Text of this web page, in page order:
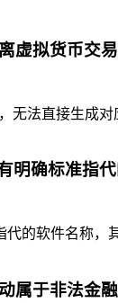
虚拟货币交
无法直接生成
明确标准指
代的软件名称
属于非法金